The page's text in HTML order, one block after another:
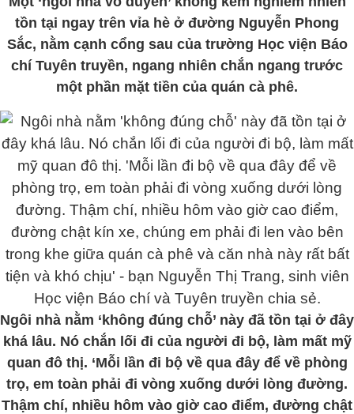
tồn tại ngay trên vỉa hè ở đường Nguyễn Phong
Sắc, nằm cạnh cổng sau của trường Học viện Báo
chí Tuyên truyền, ngang nhiên chắn ngang trước
một phần mặt tiền của quán cà phê.
Ngôi nhà nằm ‘không đúng chỗ’ này đã tồn tại ở đây
khá lâu. Nó chắn lối đi của người đi bộ, làm mất mỹ
quan đô thị. ‘Mỗi lần đi bộ về qua đây để về phòng
trọ, em toàn phải đi vòng xuống dưới lòng đường.
Thậm chí, nhiều hôm vào giờ cao điểm, đường chật